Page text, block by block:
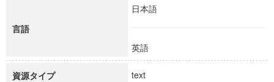
言語
日本語
英語
資源タイプ text